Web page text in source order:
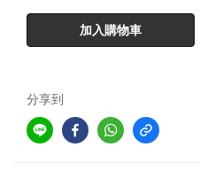
加入購物車
分享到